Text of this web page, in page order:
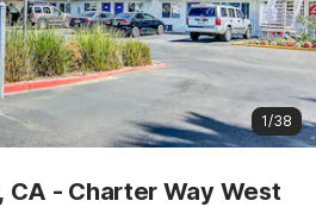
1/38
CA - Charter Way West